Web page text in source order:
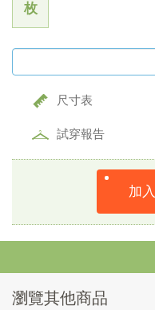
枚
尺寸表
試穿報告
加
瀏覽其他商品